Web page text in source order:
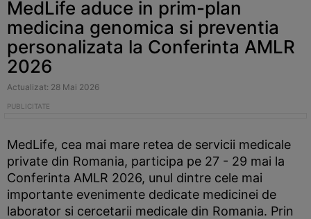
MedLife aduce in prim-plan
medicina genomica si preventia
personalizata la Conferinta AMLR
2026
Actualizat: 28 Mai 2026
MedLife, cea mai mare retea de servicii medicale
private din Romania, participa pe 27 - 29 mai la
Conferinta AMLR 2026, unul dintre cele mai
importante evenimente dedicate medicinei de
laborator si cercetarii medicale din Romania. Prin